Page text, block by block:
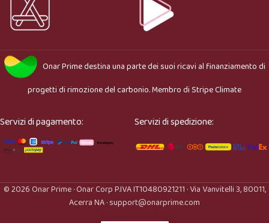
Onar Primedestina una parte dei suoi ricavi al finanziamento di
progetti di rimozione del carbonio. Membro diStripe Climate
Servizi di pagamento: Servizi di spedizione:
© 2026 Onar Prime · Onar Corp P.IVA IT10480921211 · Via Vanvitelli 3, 80011,
Acerra NA · support@onarprime.com